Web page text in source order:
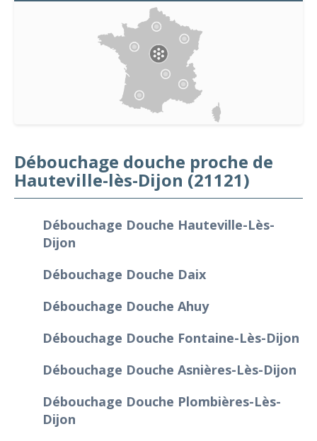
Débouchage douche proche de
Hauteville-lès-Dijon (21121)
Débouchage Douche Hauteville-Lès-
Dijon
Débouchage Douche Daix
Débouchage Douche Ahuy
Débouchage Douche Fontaine-Lès-Dijon
Débouchage Douche Asnières-Lès-Dijon
Débouchage Douche Plombières-Lès-
Dijon